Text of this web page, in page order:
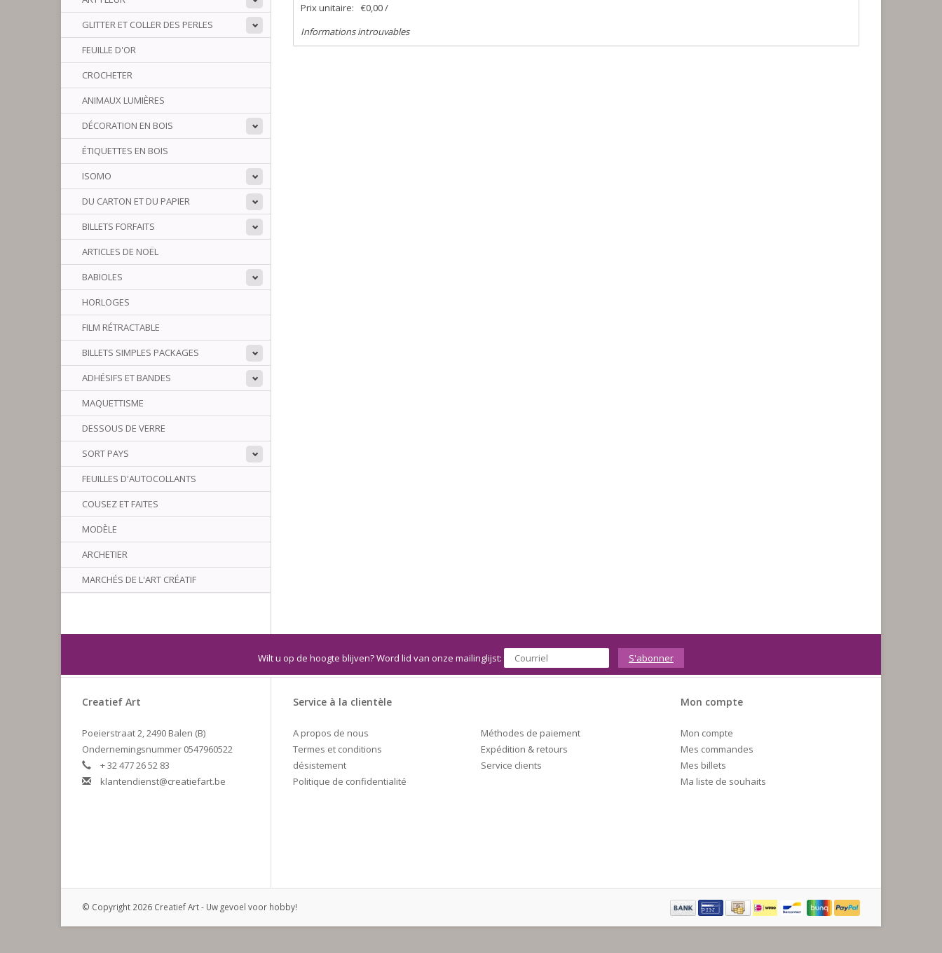
GLITTER ET COLLER DES PERLES
FEUILLE D'OR
CROCHETER
ANIMAUX LUMIÈRES
DÉCORATION EN BOIS
ÉTIQUETTES EN BOIS
ISOMO
DU CARTON ET DU PAPIER
BILLETS FORFAITS
ARTICLES DE NOËL
BABIOLES
HORLOGES
FILM RÉTRACTABLE
BILLETS SIMPLES PACKAGES
ADHÉSIFS ET BANDES
MAQUETTISME
DESSOUS DE VERRE
SORT PAYS
FEUILLES D'AUTOCOLLANTS
COUSEZ ET FAITES
MODÈLE
ARCHETIER
MARCHÉS DE L'ART CRÉATIF
Prix unitaire:
€0,00 /
Informations introuvables
Wilt u op de hoogte blijven? Word lid van onze mailinglijst: S'abonner
Creatief Art
Poeierstraat 2, 2490 Balen (B)
Ondernemingsnummer 0547960522
+ 32 477 26 52 83
klantendienst@creatiefart.be
Service à la clientèle
A propos de nous
Termes et conditions
désistement
Politique de confidentialité
Méthodes de paiement
Expédition & retours
Service clients
Mon compte
Mon compte
Mes commandes
Mes billets
Ma liste de souhaits
© Copyright 2026 Creatief Art - Uw gevoel voor hobby!